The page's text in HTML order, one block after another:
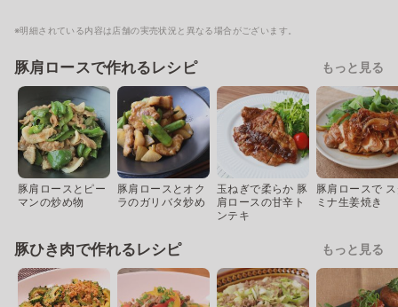
※明細されている内容は店舗の実売状況と異なる場合がございます。
豚肩ロースで作れるレシピ もっと見る
豚肩ロースとピー
マンの炒め物
豚肩ロースとオク
ラのガリバタ炒め
玉ねぎで柔らか 豚
肩ロースの甘辛ト
ンテキ
豚肩ロースで
ミナ生姜焼き
豚ひき肉で作れるレシピ もっと見る